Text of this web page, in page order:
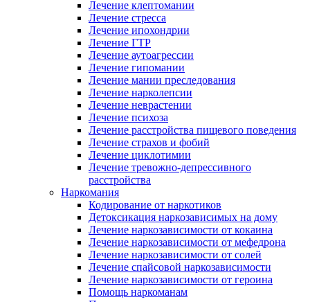
Лечение клептомании
Лечение стресса
Лечение ипохондрии
Лечение ГТР
Лечение аутоагрессии
Лечение гипомании
Лечение мании преследования
Лечение нарколепсии
Лечение неврастении
Лечение психоза
Лечение расстройства пищевого поведения
Лечение страхов и фобий
Лечение циклотимии
Лечение тревожно-депрессивного
расстройства
Наркомания
Кодирование от наркотиков
Детоксикация наркозависимых на дому
Лечение наркозависимости от кокаина
Лечение наркозависимости от мефедрона
Лечение наркозависимости от солей
Лечение спайсовой наркозависимости
Лечение наркозависимости от героина
Помощь наркоманам